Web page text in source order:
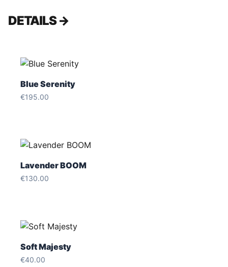
DETAILS →
Blue Serenity
€195.00
Lavender BOOM
€130.00
Soft Majesty
€40.00